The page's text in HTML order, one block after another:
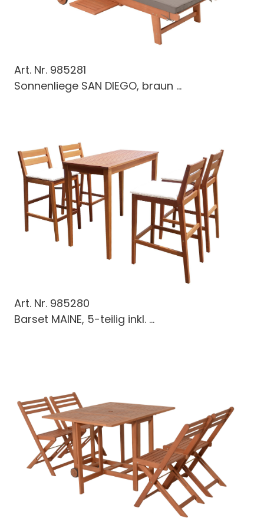
Art. Nr. 985281
Sonnenliege SAN DIEGO, braun ...
Art. Nr. 985280
Barset MAINE, 5-teilig inkl. ...